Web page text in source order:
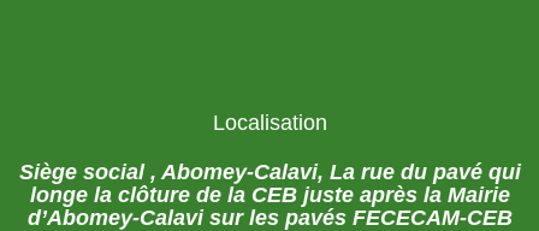
Localisation
Siège social , Abomey-Calavi, La rue du pavé qui
longe la clôture de la CEB juste après la Mairie
d’Abomey-Calavi sur les pavés FECECAM-CEB